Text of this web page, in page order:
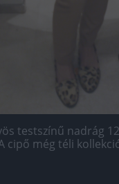
testszínű nadrág
cipő még téli